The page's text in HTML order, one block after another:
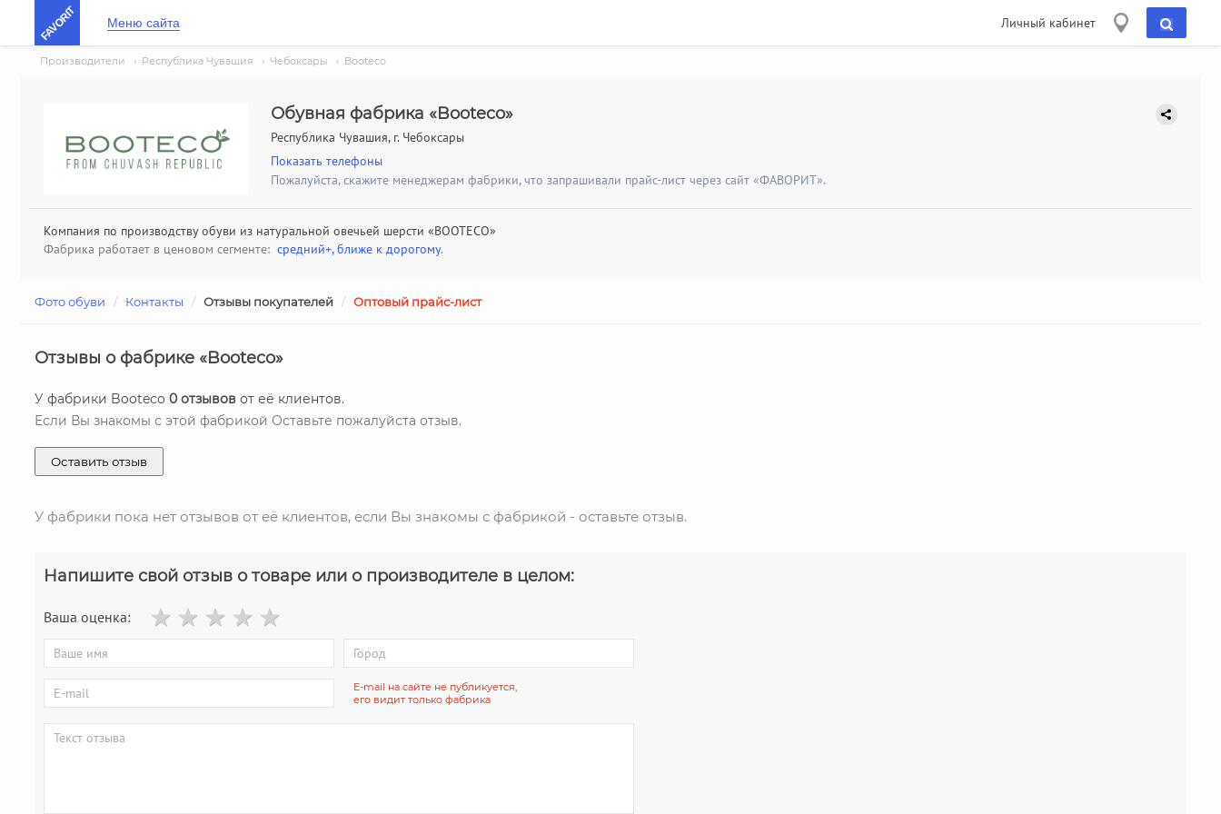
FAVORIT Меню сайта Личный кабинет
Производители › Республика Чувашия › Чебоксары › Booteco
Обувная фабрика «Booteco»
Республика Чувашия, г. Чебоксары
Показать телефоны
Пожалуйста, скажите менеджерам фабрики, что запрашивали прайс-лист через сайт «ФАВОРИТ».
Компания по производству обуви из натуральной овечьей шерсти «BOOTECO»
Фабрика работает в ценовом сегменте: средний+, ближе к дорогому.
Фото обуви / Контакты / Отзывы покупателей / Оптовый прайс-лист
Отзывы о фабрике «Booteco»
У фабрики Booteco 0 отзывов от её клиентов.
Если Вы знакомы с этой фабрикой Оставьте пожалуйста отзыв.
Оставить отзыв
У фабрики пока нет отзывов от её клиентов, если Вы знакомы с фабрикой - оставьте отзыв.
Напишите свой отзыв о товаре или о производителе в целом:
Ваша оценка:
E-mail на сайте не публикуется,
его видит только фабрика